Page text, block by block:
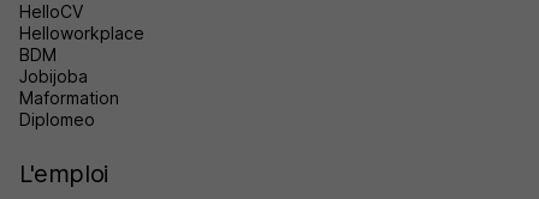
HelloCV
Helloworkplace
BDM
Jobijoba
Maformation
Diplomeo
L'emploi